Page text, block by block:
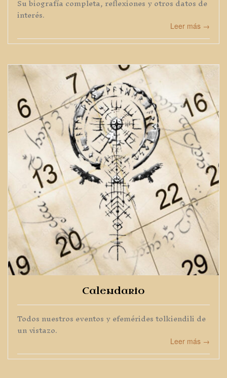
interés.
Leer más →
Calendario
Todos nuestros eventos y efemérides tolkiendili de
un vistazo.
Leer más →